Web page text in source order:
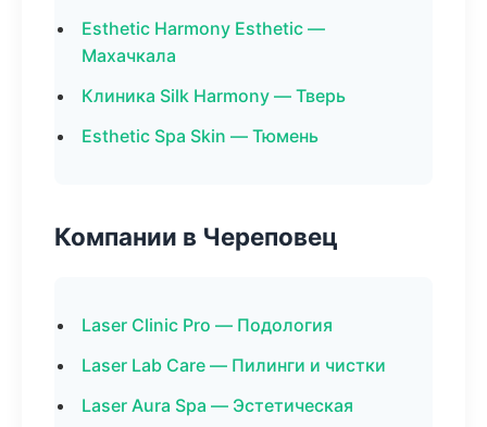
Esthetic Harmony Esthetic —
Махачкала
Клиника Silk Harmony — Тверь
Esthetic Spa Skin — Тюмень
Компании в Череповец
Laser Clinic Pro — Подология
Laser Lab Care — Пилинги и чистки
Laser Aura Spa — Эстетическая